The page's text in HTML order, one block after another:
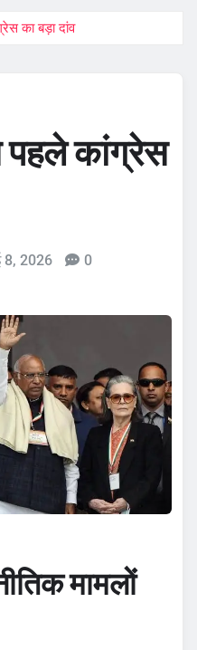
का बड़ा दांव
कांग्रेस
8, 2026 0
मामलों